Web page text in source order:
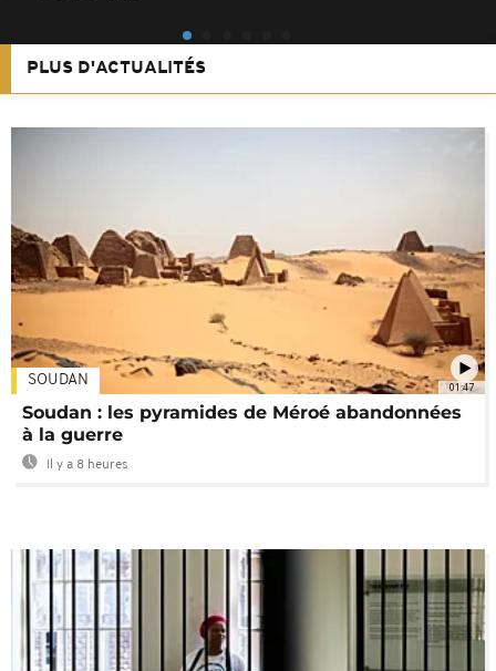
PLUS D'ACTUALITÉS
01:47
SOUDAN
Soudan : les pyramides de Méroé abandonnées
à la guerre
Il y a 8 heures